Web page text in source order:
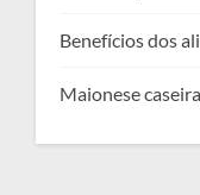
Benefícios dos
Maionese